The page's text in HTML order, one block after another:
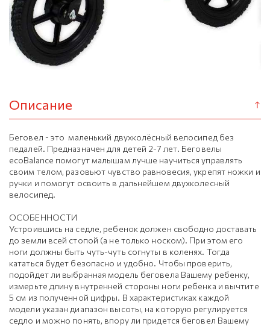
Описание
Беговел - это маленький двухколёсный велосипед без
педалей. Предназначен для детей 2-7 лет. Беговелы
ecoBalance помогут малышам лучше научиться управлять
своим телом, разовьют чувство равновесия, укрепят ножки и
ручки и помогут освоить в дальнейшем двухколесный
велосипед.
ОСОБЕННОСТИ
Устроившись на седле, ребенок должен свободно доставать
до земли всей стопой (а не только носком). При этом его
ноги должны быть чуть-чуть согнуты в коленях. Тогда
кататься будет безопасно и удобно. Чтобы проверить,
подойдет ли выбранная модель беговела Вашему ребенку,
измерьте длину внутренней стороны ноги ребенка и вычтите
5 см из полученной цифры. В характеристиках каждой
модели указан диапазон высоты, на которую регулируется
седло и можно понять, впору ли придется беговел Вашему